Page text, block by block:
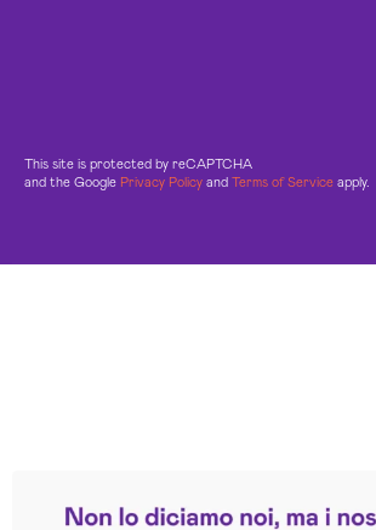
This site is protected by reCAPTCHA
and the Google Privacy Policy and Terms of Service apply.
Trustpilot